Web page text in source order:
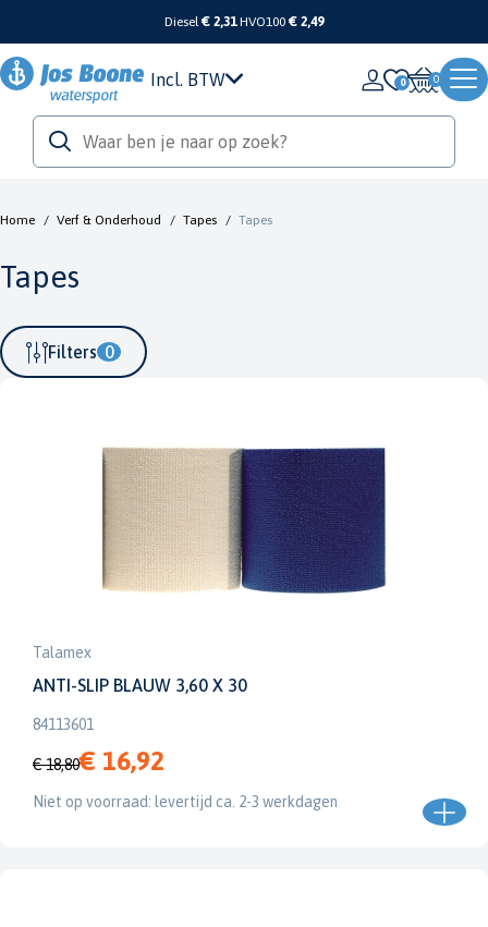
Diesel€ 2,31 HVO100 € 2,49
Incl. BTW 0
Home / Verf & Onderhoud / Tapes / Tapes
Tapes
Filters 0
Talamex
ANTI-SLIP BLAUW 3,60 X 30
84113601
€ 18,80€ 16,92
Niet op voorraad: levertijd ca. 2-3 werkdagen